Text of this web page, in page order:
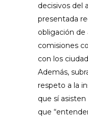
decisivos del
presentada
obligación de
comisiones
con los
Además,
respeto a la
que sí
que